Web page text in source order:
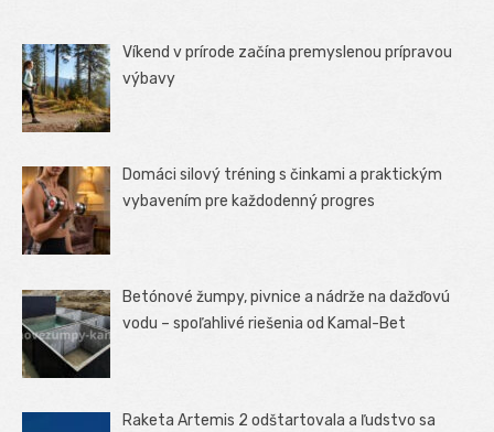
Víkend v prírode začína premyslenou prípravou
výbavy
Domáci silový tréning s činkami a praktickým
vybavením pre každodenný progres
Betónové žumpy, pivnice a nádrže na dažďovú
vodu – spoľahlivé riešenia od Kamal-Bet
Raketa Artemis 2 odštartovala a ľudstvo sa